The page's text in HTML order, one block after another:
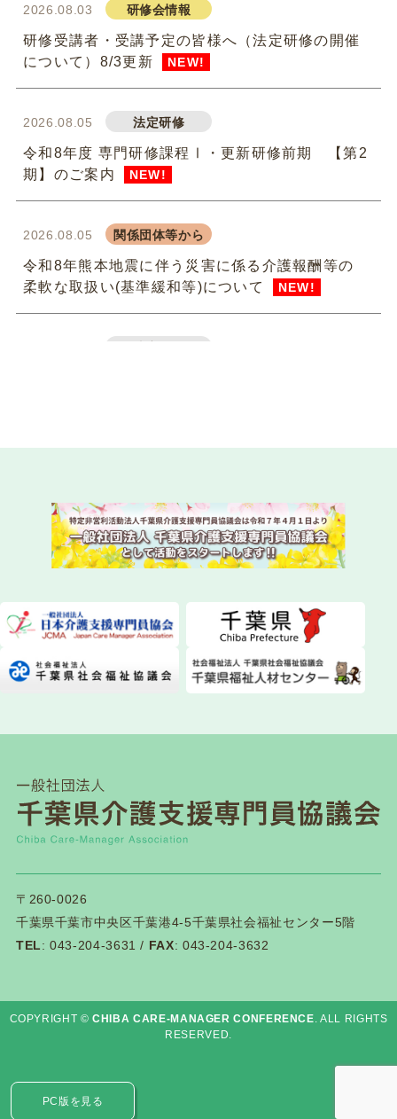
PC版を見る
2026.08.03 研修会情報
研修受講者・受講予定の皆様へ（法定研修の開催
について）8/3更新
NEW!
2026.08.05 法定研修
令和8年度 専門研修課程Ⅰ・更新研修前期 【第2
期】のご案内
NEW!
2026.08.05 関係団体等から
令和8年熊本地震に伴う災害に係る介護報酬等の
柔軟な取扱い(基準緩和等)について
NEW!
2026.07.28 委員会活動
た！
2026.07.28
第１２０回研修会開催について
千葉県「カスハラ相談センター」に居宅介護支援
事業所等が追加されました
第１１９回研修会終了後アンケートはこちら
令和8年度 専門研修Ⅱ・更新研修後期【第１期】
W2コースの皆様へ
〒260-0026
千葉県千葉市中央区千葉港4-5千葉県社会福祉センター5階
TEL: 043-204-3631 / FAX: 043-204-3632
COPYRIGHT ©CHIBA CARE-MANAGER CONFERENCE. ALL RIGHTS
RESERVED.